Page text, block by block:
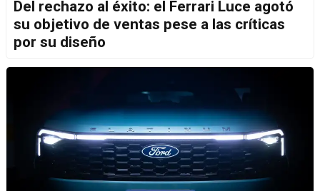
Del rechazo al éxito: el Ferrari Luce agotó
su objetivo de ventas pese a las críticas
por su diseño